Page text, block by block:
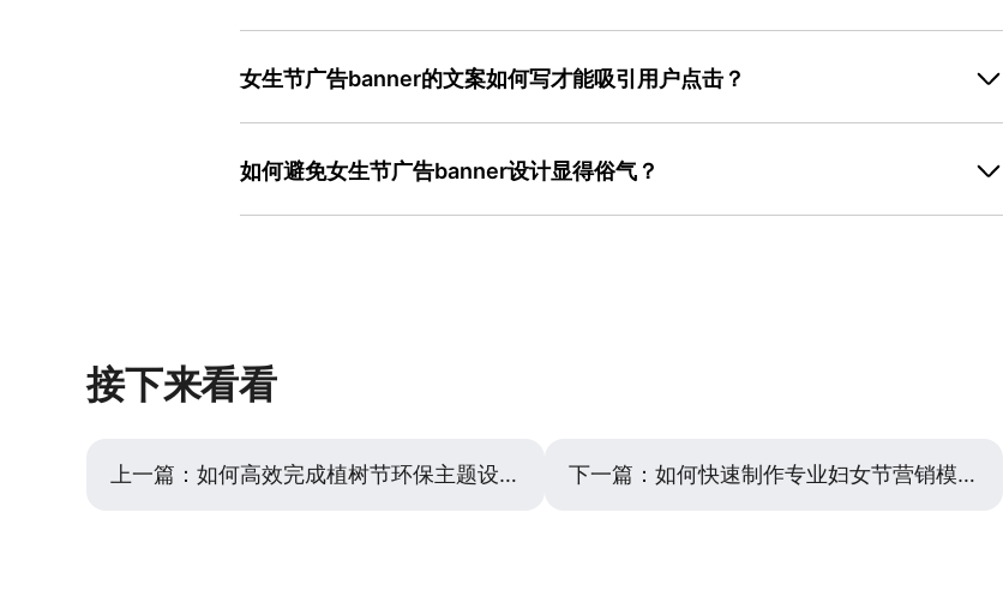
合手机竖屏浏览习惯；线下海报则需根据实际打印尺寸调整，如A3（297×420毫米）或
使用美图设计室，可直接在模板库中筛选对应场景的尺寸，无需手动计算，减少适配错误。
女生节广告banner的文案如何写才能吸引用户点击？
补充具体利益点，如“满300减50”“前100名赠礼品”，用数字与限时条件制造紧迫感。若目标用户
如何避免女生节广告banner设计显得俗气？
选，风格统一且符合当下审美趋势，能有效降低“俗气”风险，同时 操作流程 简单，适合新手快速
接下来看看
上一篇： 如何高效完成植树节环保主题设计？从思路到落地的实用指南 下一篇： 如何快速制作专业妇女节营销模板？零基础实用指南